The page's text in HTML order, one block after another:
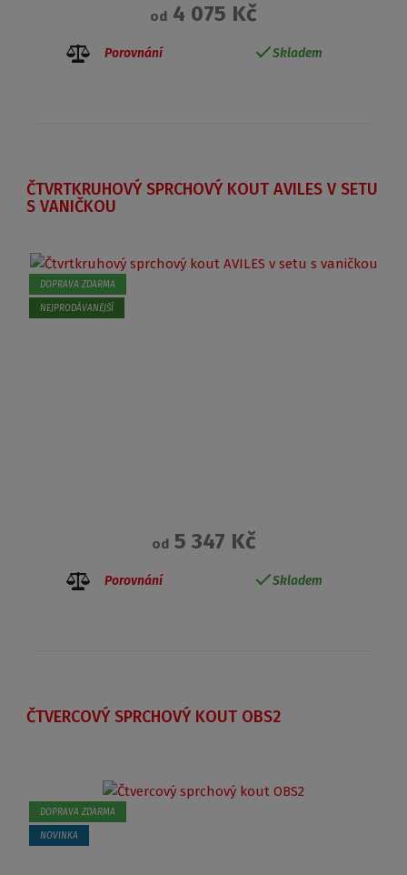
od 4 075 Kč
Porovnání Skladem
ČTVRTKRUHOVÝ SPRCHOVÝ KOUT AVILES V SETU
S VANIČKOU
DOPRAVA ZDARMA
NEJPRODÁVANĚJŠÍ
od5 347 Kč
Porovnání Skladem
ČTVERCOVÝ SPRCHOVÝ KOUT OBS2
DOPRAVA ZDARMA
NOVINKA